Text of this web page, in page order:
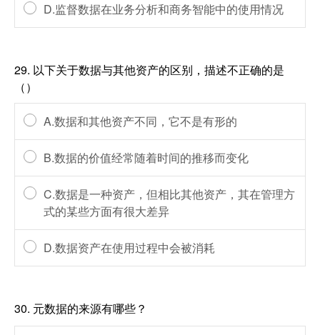
D.监督数据在业务分析和商务智能中的使用情况
29. 以下关于数据与其他资产的区别，描述不正确的是
（）
A.数据和其他资产不同，它不是有形的
B.数据的价值经常随着时间的推移而变化
C.数据是一种资产，但相比其他资产，其在管理方
式的某些方面有很大差异
D.数据资产在使用过程中会被消耗
30. 元数据的来源有哪些？